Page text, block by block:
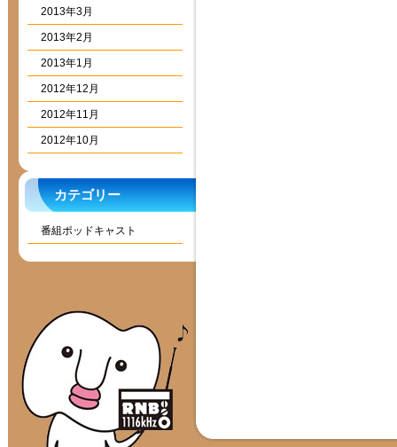
2013年3月
2013年2月
2013年1月
2012年12月
2012年11月
2012年10月
カテゴリー
番組ポッドキャスト